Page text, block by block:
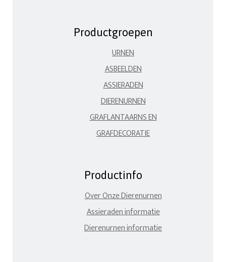
Productgroepen
URNEN
ASBEELDEN
ASSIERADEN
DIERENURNEN
GRAFLANTAARNS EN
GRAFDECORATIE
Productinfo
Over Onze Dierenurnen
Assieraden informatie
Dierenurnen informatie